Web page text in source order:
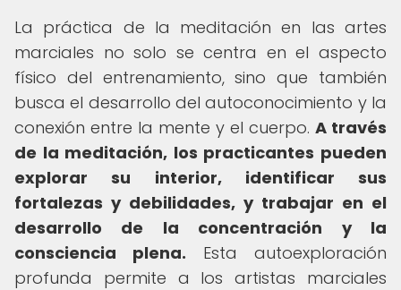
La práctica de la meditación en las artes
marciales no solo se centra en el aspecto
físico del entrenamiento, sino que también
busca el desarrollo del autoconocimiento y la
conexión entre la mente y el cuerpo. A través
de la meditación, los practicantes pueden
explorar su interior, identificar sus
fortalezas y debilidades, y trabajar en el
desarrollo de la concentración y la
consciencia plena. Esta autoexploración
profunda permite a los artistas marciales